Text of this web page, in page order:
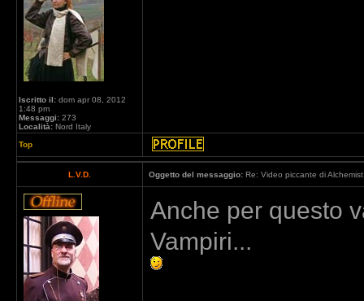
Iscritto il: dom apr 08, 2012
1:48 pm
Messaggi: 273
Località: Nord Italy
Top
L.V.D. Oggetto del messaggio: Re: Video piccante di Alchemist
Anche per questo
Vampiri...